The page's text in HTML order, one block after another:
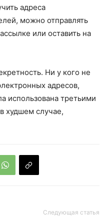
адреса
можно отправлять
или оставить на
Ни у кого не
адресов,
использована третьими
худшем случае,
Следующая статья